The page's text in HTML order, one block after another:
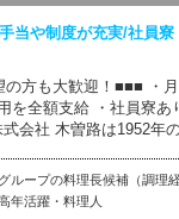
当や制度が充実/社員
方も大歓迎！■■■ ・
を全額支給 ・社員寮あ
会社 木曽路は1952年
ループの料理長候補（調理
年活躍・料理人